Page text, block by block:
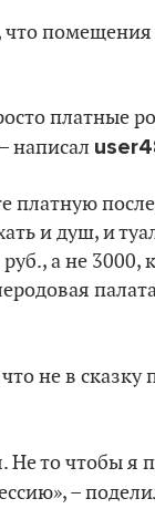
платные
написал
платную
и душ, и
а не
не в сказку
то чтобы я
–